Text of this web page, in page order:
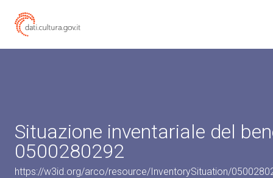
Situazione inventariale del
0500280292
https://w3id.org/arco/resource/InventorySituation/